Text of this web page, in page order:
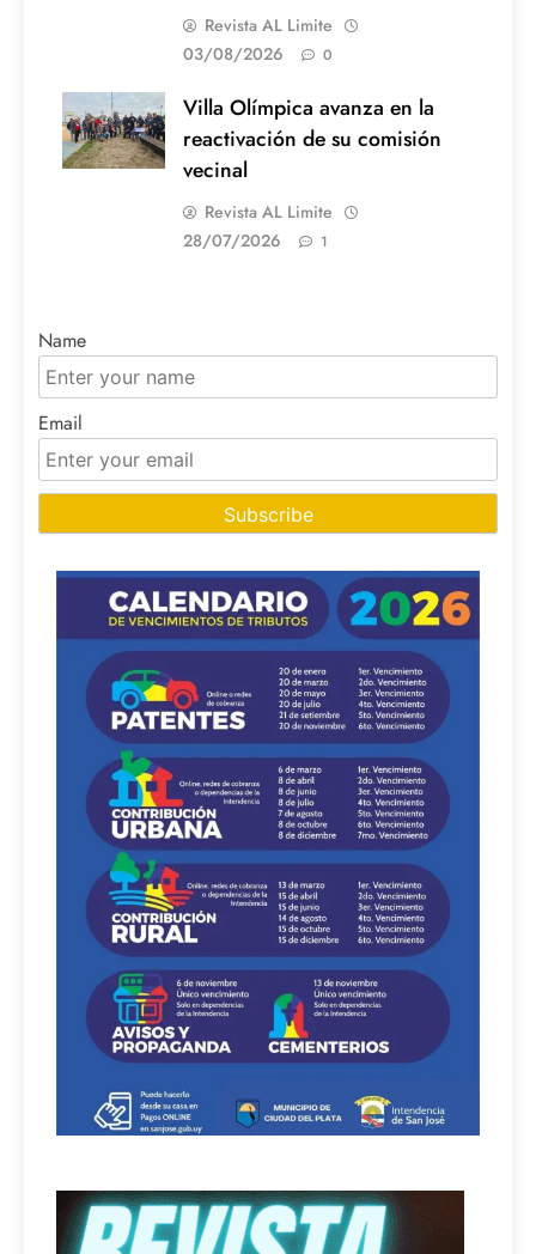
Revista AL Limite
03/08/2026
0
Villa Olímpica avanza en la
reactivación de su comisión
vecinal
Revista AL Limite
28/07/2026
1
Name
Email